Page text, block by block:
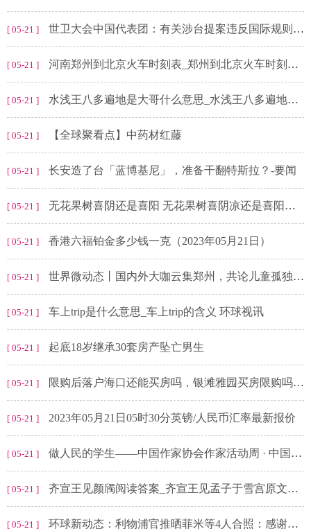
[ 05-21 ] 世卫大会中国代表团：有关涉台提案违反国际规则，没有国际共识
[ 05-21 ] 河南郑州到北京火车时刻表_郑州到北京火车时刻表 当前关注
[ 05-21 ] 水浅王八多遍地是大哥什么意思_水浅王八多遍地是大哥_观察
[ 05-21 ] 【全球聚看点】中药材红藤
[ 05-21 ] 长安造了台「蓝博基尼」，准备干翻特斯拉？-要闻
[ 05-21 ] 无花果树喜阴还是喜阳 无花果树喜阴凉还是喜阳光的呢
[ 05-21 ] 香港六福铂金多少钱一克（2023年05月21日）
[ 05-21 ] 世界微动态丨国内外大咖云集郑州，共论儿童孤独症与学习困难发展未来
[ 05-21 ] 车上trip是什么意思_车上trip的含义 环球视讯
[ 05-21 ] 起底18岁继承30套房产坠亡男生
[ 05-21 ] 限购后落户海口还能买房吗，银滩雅园买房限购吗？ 环球快报
[ 05-21 ] 2023年05月21日05时30分英镑/人民币汇率最新报价
[ 05-21 ] 做人民的学生——中国作家协会作家活动周 · 中国作家益阳文学周即将启幕-每日聚焦
[ 05-21 ] 齐宣王见颜斶阅读答案_齐宣王见孟子于雪宫原文及翻译
[ 05-21 ] 环球新动态：利物浦官推晒菲米等4人合照：感谢你们付出的一切